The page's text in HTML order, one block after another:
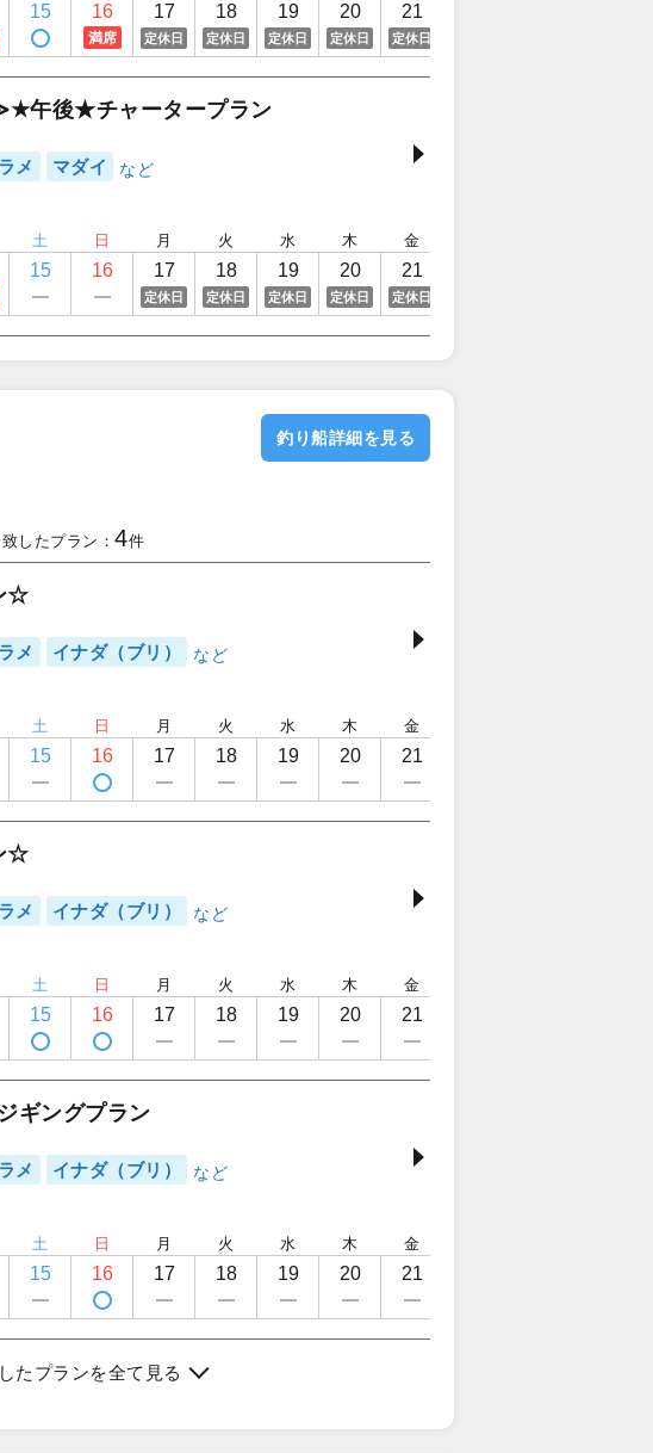
15 16
満席
17
定休日
18
定休日
19
定休日
20
定休日
21
定休日
午後★チャータープラン
メ マダイ
土
15
日
16
月
17
定休日
火
18
定休日
水
19
定休日
木
20
定休日
金
21
定休日
釣り船詳細を見る
したプラン：4件
☆
メ イナダ（ブリ）
土
15
日
16
月
17
火
18
水
19
木
20
金
21
☆
メ イナダ（ブリ）
土
15
日
16
月
17
火
18
水
19
木
20
金
21
ギングプラン
メ イナダ（ブリ）
土
15
日
16
月
17
火
18
水
19
木
20
金
21
たプランを全て見る